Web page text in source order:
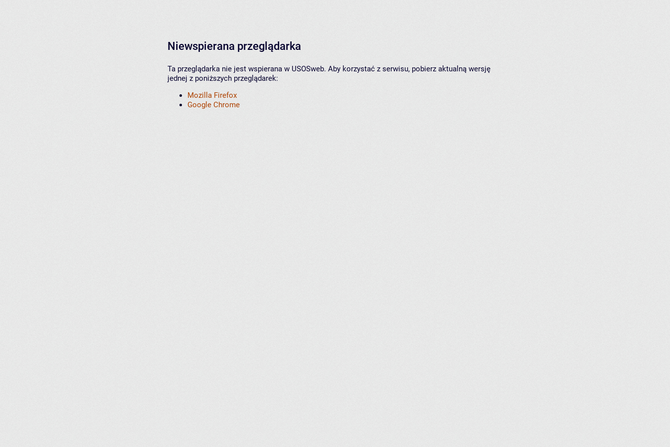
Niewspierana przeglądarka
Ta przeglądarka nie jest wspierana w USOSweb. Aby korzystać z serwisu, pobierz aktualną wersję
jednej z poniższych przeglądarek:
Mozilla Firefox
Google Chrome